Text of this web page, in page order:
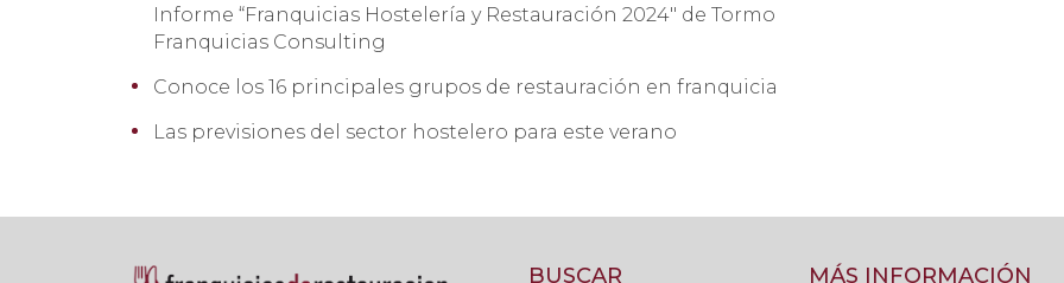
Informe “Franquicias Hostelería y Restauración 2024" de Tormo
Franquicias Consulting
Conoce los 16 principales grupos de restauración en franquicia
Las previsiones del sector hostelero para este verano
BUSCAR MÁS INFORMACIÓN